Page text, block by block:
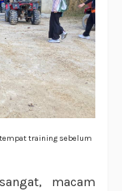
tempat training sebelum
macam